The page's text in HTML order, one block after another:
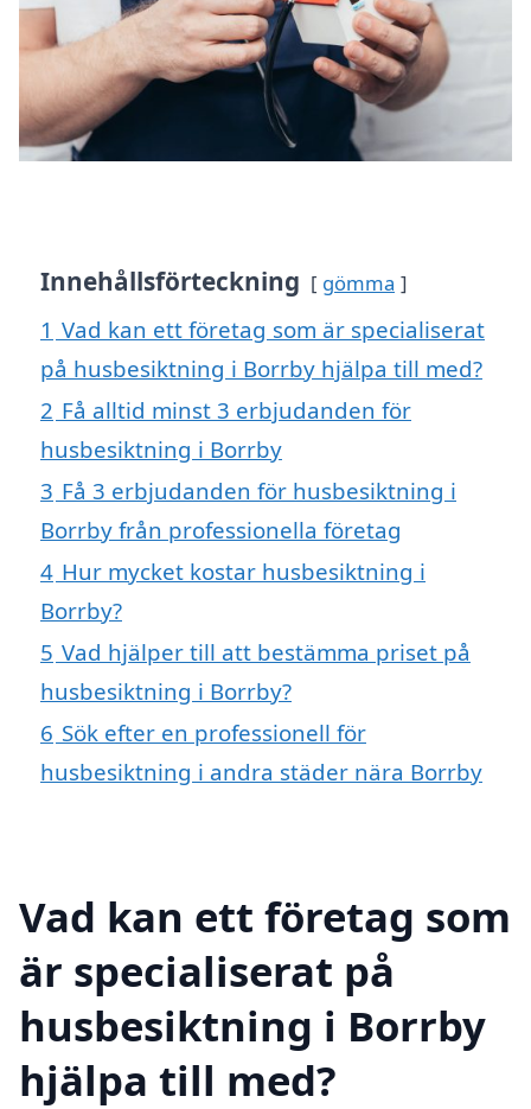
Innehållsförteckning gömma
1 Vad kan ett företag som är specialiserat
på husbesiktning i Borrby hjälpa till med?
2 Få alltid minst 3 erbjudanden för
husbesiktning i Borrby
3 Få 3 erbjudanden för husbesiktning i
Borrby från professionella företag
4 Hur mycket kostar husbesiktning i
Borrby?
5 Vad hjälper till att bestämma priset på
husbesiktning i Borrby?
6 Sök efter en professionell för
husbesiktning i andra städer nära Borrby
Vad kan ett företag som
är specialiserat på
husbesiktning i Borrby
hjälpa till med?